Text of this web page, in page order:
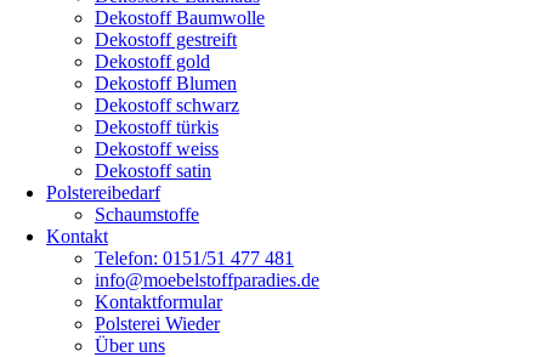
Dekostoff Baumwolle
Dekostoff gestreift
Dekostoff gold
Dekostoff Blumen
Dekostoff schwarz
Dekostoff türkis
Dekostoff weiss
Dekostoff satin
Polstereibedarf
Schaumstoffe
Kontakt
Telefon: 0151/51 477 481
info@moebelstoffparadies.de
Kontaktformular
Polsterei Wieder
Über uns